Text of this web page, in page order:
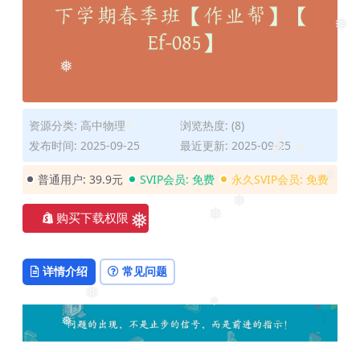
❅
❅
❅
❅
❅
❅
❅
❅
❅
资源分类: 高中物理
浏览热度: (8)
发布时间: 2025-09-25
最近更新: 2025-09-25
普通用户: 39.9元 SVIP会员: 免费 永久SVIP会员: 免费
购买下载权限
详情介绍 常见问题